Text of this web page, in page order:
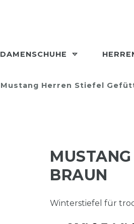
DAMENSCHUHE
Mustang Herren Stiefel
BRAUN
Winterstiefel für